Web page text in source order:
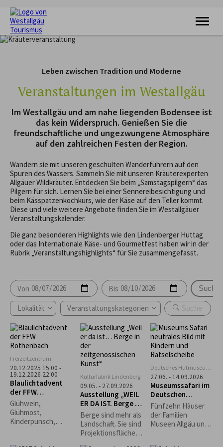
WANDERN
FERIENORTE
UNTERKÜNFTE
VERANSTALTUNGEN
SERVICE
Leben zwischen Tradition und Moderne
Veranstaltungen im Westallgäu
Im Westallgäu und am nahe liegenden Bodensee ist
das kein Widerspruch. Genießen Sie die
freundschaftliche und ungezwungene Atmosphäre
auf den zahlreichen Festen der Region.
Wandern sie mit unseren geschulten Wanderführern auf den
Spuren des Wassers. Sammeln Sie mit unseren Kräuterexperten
Allgäuer Wildkräuter. Entdecken Sie beim „Samstagspilgern“ das
Pilgern für sich. Lernen Sie bei einer Sennereibesichtigung und
beim Kässpatzenkochkurs, wie der Käse auf den Teller kommt.
Diese und viele weitere Angebote finden Sie im Westallgäuer
Veranstaltungskalender.
Die ganz besonderen Highlights wie den Lindenberger Huttag
oder das Internationale Käse- und Gourmetfest haben wir in der
Rubrik „Veranstaltungshighlights“ für Sie zusammengefasst.
Von Bis Suchen
Lokalität Veranstaltungskategorien
Freizeitzentrum
Rentershofen
20.12.2025 15:00 -
19.12.2026 22:00
Blaulichtadvent
der FFW
Röthenbach
Glühwein,
Glühmost,
Kinderpunsch,
Kulturfabrik Lindenberg
09.05. - 27.09.2026
Ausstellung „WEIL
ER DA IST. Berge in
der
zeitgenössischen
Kunst“
Berge sind mehr als
Landschaft. Sie sind
Projektionsfläche,
Deutsches Hutmuseum,
Lindenberg
27.06. - 14.09.2026
Museumssafari im
Deutschen
Hutmuseum
Fünfzehn Häuser
der Familien
Museen Allgäu und